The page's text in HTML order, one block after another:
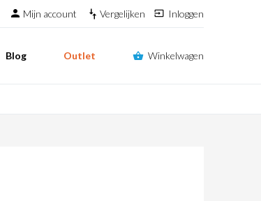
Mijn account Vergelijken Inloggen
Blog Outlet Winkelwagen